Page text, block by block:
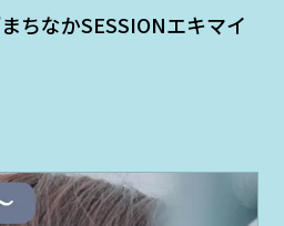
VIDEO
TICKET
ちなかSESSIONエキマイ